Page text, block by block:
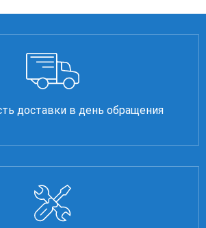
доставки в день обращения